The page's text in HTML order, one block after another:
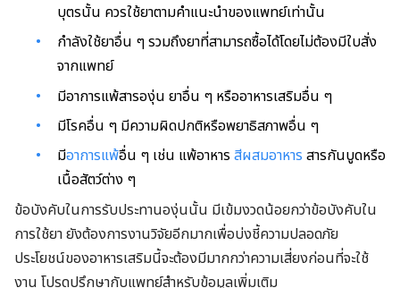
บุตรนั้น ควรใช้ยาตามคำแนะนำของแพทย์เท่านั้น
กำลังใช้ยาอื่น ๆ รวมถึงยาที่สามารถซื้อได้โดยไม่ต้องมีใบสั่ง
จากแพทย์
มีอาการแพ้สารองุ่น ยาอื่น ๆ หรืออาหารเสริมอื่น ๆ
มีโรคอื่น ๆ มีความผิดปกติหรือพยาธิสภาพอื่น ๆ
มีอาการแพ้อื่น ๆ เช่น แพ้อาหาร สีผสมอาหาร สารกันบูดหรือ
เนื้อสัตว์ต่าง ๆ
ข้อบังคับในการรับประทานองุ่นนั้น มีเข้มงวดน้อยกว่าข้อบังคับใน
การใช้ยา ยังต้องการงานวิจัยอีกมากเพื่อบ่งชี้ความปลอดภัย
ประโยชน์ของอาหารเสริมนี้จะต้องมีมากกว่าความเสี่ยงก่อนที่จะใช้
งาน โปรดปรึกษากับแพทย์สำหรับข้อมูลเพิ่มเติม